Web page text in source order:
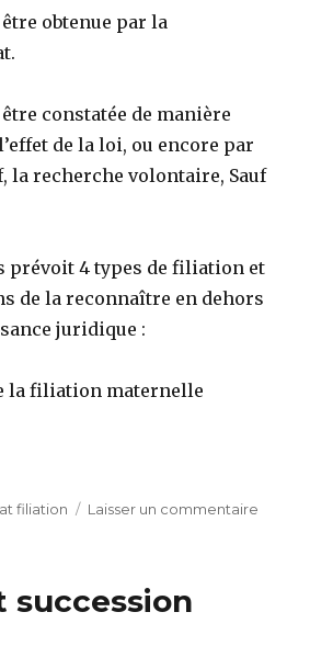
obtenue par la
constatée de manière
de la loi, ou encore par
la recherche volontaire, Sauf
prévoit 4 types de filiation et
de la reconnaître en dehors
juridique :
la filiation maternelle
filiation Laisser un commentaire
succession